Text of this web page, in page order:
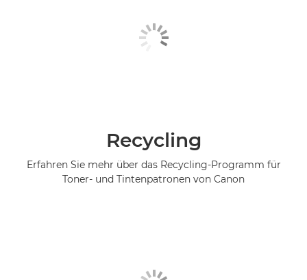
Recycling
Erfahren Sie mehr über das Recycling-Programm für
Toner- und Tintenpatronen von Canon